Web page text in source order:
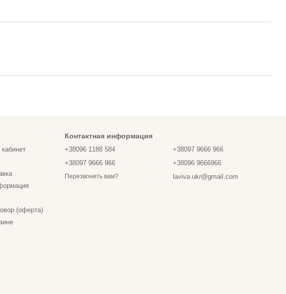
(оферта)
Контактная информация
+38096 1188 584
+38097 9666 966
Перезвонить вам?
+38097 9666 966
+38096 9666966
laviva.ukr@gmail.com